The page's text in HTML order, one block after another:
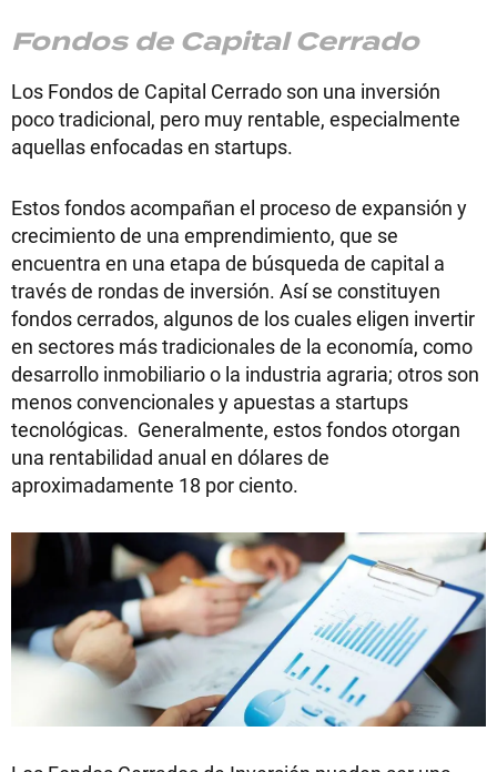
Fondos de Capital Cerrado
Los Fondos de Capital Cerrado son una inversión
poco tradicional, pero muy rentable, especialmente
aquellas enfocadas en startups.
Estos fondos acompañan el proceso de expansión y
crecimiento de una emprendimiento, que se
encuentra en una etapa de búsqueda de capital a
través de rondas de inversión. Así se constituyen
fondos cerrados, algunos de los cuales eligen invertir
en sectores más tradicionales de la economía, como
desarrollo inmobiliario o la industria agraria; otros son
menos convencionales y apuestas a startups
tecnológicas. Generalmente, estos fondos otorgan
una rentabilidad anual en dólares de
aproximadamente 18 por ciento.